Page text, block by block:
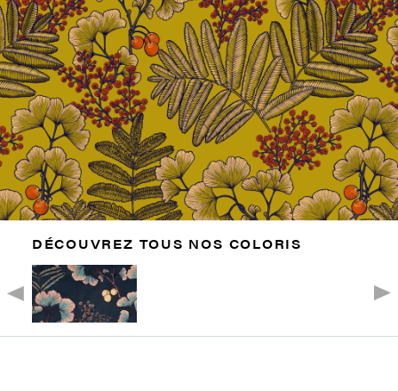
DÉCOUVREZ TOUS NOS COLORIS